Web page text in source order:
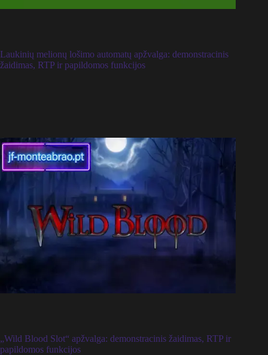
Laukinių melionų lošimo automatų apžvalga: demonstracinis
žaidimas, RTP ir papildomos funkcijos
„Wild Blood Slot“ apžvalga: demonstracinis žaidimas, RTP ir
papildomos funkcijos